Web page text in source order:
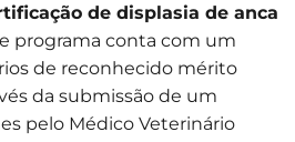
de displasia de anca
programa conta com um
de reconhecido mérito
da submissão de um
pelo Médico Veterinário